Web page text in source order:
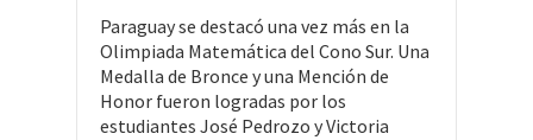
Paraguay se destacó una vez más en la
Olimpiada Matemática del Cono Sur. Una
Medalla de Bronce y una Mención de
Honor fueron logradas por los
estudiantes José Pedrozo y Victoria